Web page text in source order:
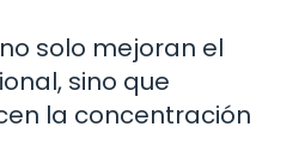
solo mejoran el
sino que
la concentración